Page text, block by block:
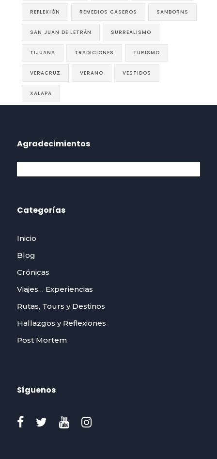
REFLEXIÓN REMEDIOS CASEROS SANBORNS
SAN JUAN DE LETRÁN SURREALISMO
TIJUANA TRADICIONES TURISMO
VERACRUZ VERANO VESTIDOS
XALAPA
Agradecimientos
Categorías
Inicio
Blog
Crónicas
Viajes… Experiencias
Rutas, Tours y Destinos
Hallazgos y Reflexiones
Post Mortem
Síguenos